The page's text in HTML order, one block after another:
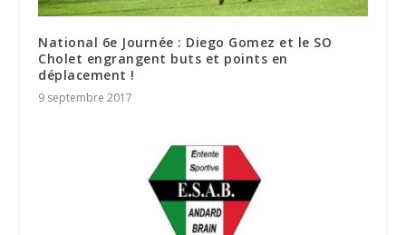
National 6e Journée : Diego Gomez et le SO
Cholet engrangent buts et points en
déplacement !
9 septembre 2017